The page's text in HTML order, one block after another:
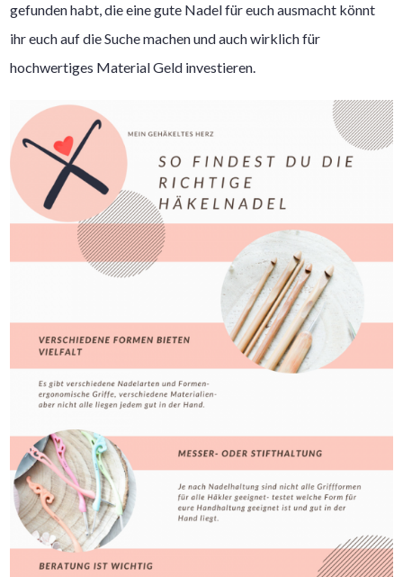
gefunden habt, die eine gute Nadel für euch ausmacht könnt
ihr euch auf die Suche machen und auch wirklich für
hochwertiges Material Geld investieren.